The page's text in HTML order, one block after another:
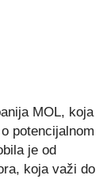
MOL, koja
potencijalnom
je od
koja važi do